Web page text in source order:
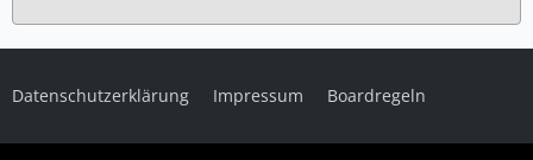
Datenschutzerklärung Impressum Boardregeln